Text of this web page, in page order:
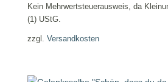
Kein Mehrwertsteuerausweis, da
(1) UStG.
zzgl. Versandkosten